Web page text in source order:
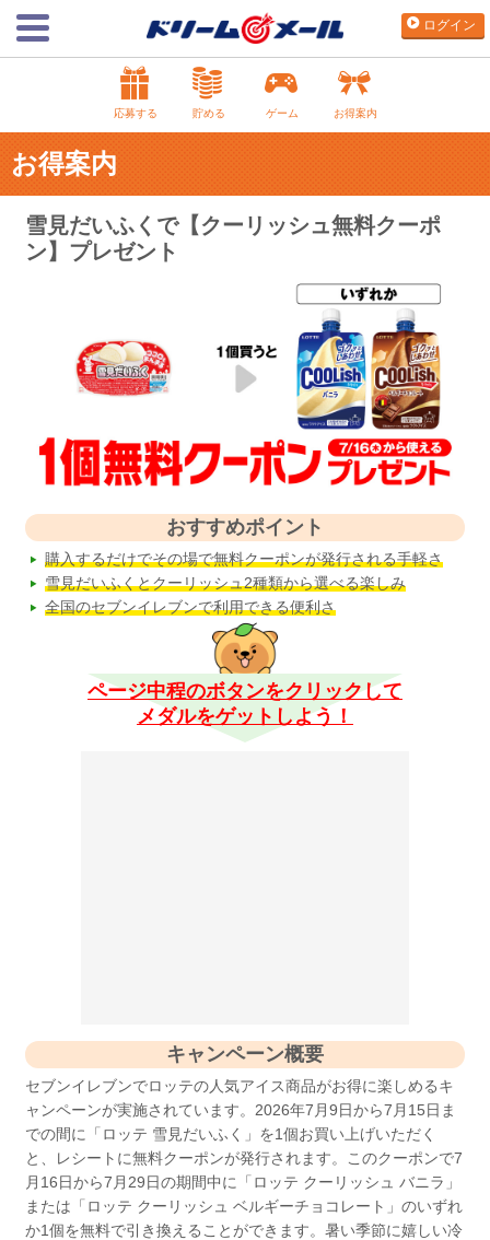
ログイン
応募する 貯める ゲーム お得案内
お得案内
雪見だいふくで【クーリッシュ無料クーポ
ン】プレゼント
おすすめポイント
購入するだけでその場で無料クーポンが発行される手軽さ
雪見だいふくとクーリッシュ2種類から選べる楽しみ
全国のセブンイレブンで利用できる便利さ
ページ中程のボタンをクリックして
メダルをゲットしよう！
キャンペーン概要
セブンイレブンでロッテの人気アイス商品がお得に楽しめるキ
ャンペーンが実施されています。2026年7月9日から7月15日ま
での間に「ロッテ 雪見だいふく」を1個お買い上げいただく
と、レシートに無料クーポンが発行されます。このクーポンで7
月16日から7月29日の期間中に「ロッテ クーリッシュ バニラ」
または「ロッテ クーリッシュ ベルギーチョコレート」のいずれ
か1個を無料で引き換えることができます。暑い季節に嬉しい冷